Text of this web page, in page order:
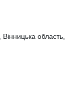
область,